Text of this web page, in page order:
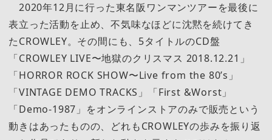
2020年12月に行った東名阪ワンマンツアーを最後に
表立った活動を止め、不気味なほどに沈黙を続けてき
たCROWLEY。その間にも、5タイトルのCD盤
「CROWLEY LIVE〜地獄のクリスマス 2018.12.21」
「HORROR ROCK SHOW〜Live from the 80’s」
「VINTAGE DEMO TRACKS」「First &Worst」
「Demo-1987」をオンラインストアのみで販売という
動きはあったものの、どれもCROWLEYの歩みを振り返